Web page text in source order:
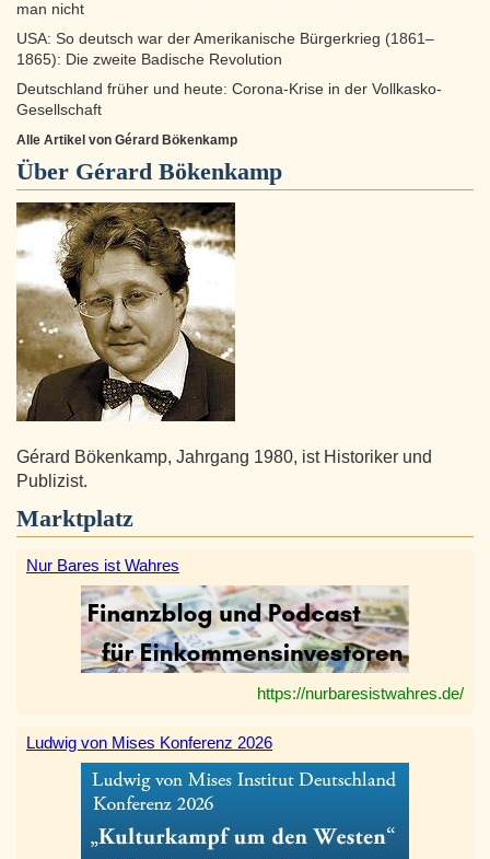
man nicht
USA: So deutsch war der Amerikanische Bürgerkrieg (1861–
1865): Die zweite Badische Revolution
Deutschland früher und heute: Corona-Krise in der Vollkasko-
Gesellschaft
Alle Artikel von Gérard Bökenkamp
Über Gérard Bökenkamp
Gérard Bökenkamp, Jahrgang 1980, ist Historiker und
Publizist.
Marktplatz
Nur Bares ist Wahres
https://nurbaresistwahres.de/
Ludwig von Mises Konferenz 2026